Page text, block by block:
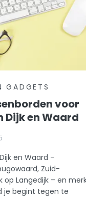
GADGETS
voor
Dijk en Waard
en Waard –
Zuid-
op Langedijk – en
je begint tegen te